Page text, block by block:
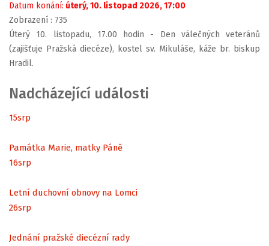
Datum konání: úterý, 10. listopad 2026, 17:00
Zobrazení : 735
Úterý 10. listopadu, 17.00 hodin - Den válečných veteránů
(zajišťuje Pražská diecéze), kostel sv. Mikuláše, káže br. biskup
Hradil.
Nadcházející události
15srp
Památka Marie, matky Páně
16srp
Letní duchovní obnovy na Lomci
26srp
Jednání pražské diecézní rady